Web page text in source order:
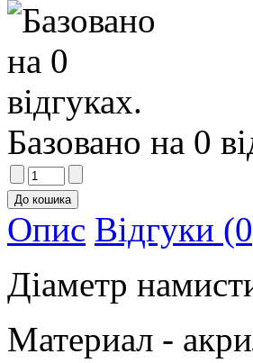
Базовано на 0
Опис Відгуки
Діаметр
Материал -